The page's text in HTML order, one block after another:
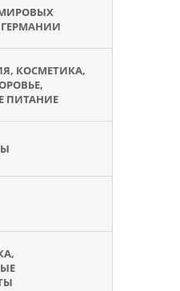
КОСМЕТИКА,
ПИТАНИЕ